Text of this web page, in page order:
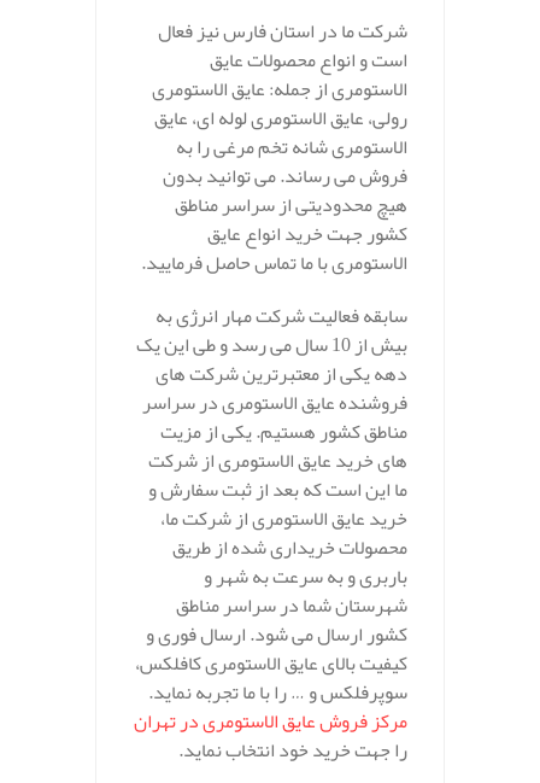
شرکت ما در استان فارس نیز فعال
است و انواع محصولات عایق
الاستومری از جمله: عایق الاستومری
رولی، عایق الاستومری لوله ای، عایق
الاستومری شانه تخم مرغی را به
فروش می رساند. می توانید بدون
هیچ محدودیتی از سراسر مناطق
کشور جهت خرید انواع عایق
الاستومری با ما تماس حاصل فرمایید.
سابقه فعالیت شرکت مهار انرژی به
بیش از 10 سال می رسد و طی این یک
دهه یکی از معتبرترین شرکت های
فروشنده عایق الاستومری در سراسر
مناطق کشور هستیم. یکی از مزیت
های خرید عایق الاستومری از شرکت
ما این است که بعد از ثبت سفارش و
خرید عایق الاستومری از شرکت ما،
محصولات خریداری شده از طریق
باربری و به سرعت به شهر و
شهرستان شما در سراسر مناطق
کشور ارسال می شود. ارسال فوری و
کیفیت بالای عایق الاستومری کافلکس،
سوپرفلکس و … را با ما تجربه نماید.
مرکز فروش عایق الاستومری در تهران
را جهت خرید خود انتخاب نماید.